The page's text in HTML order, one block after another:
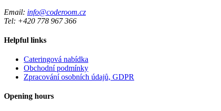
Email: info@coderoom.cz
Tel: +420 778 967 366
Helpful links
Cateringová nabídka
Obchodní podmínky
Zpracování osobních údajů, GDPR
Opening hours